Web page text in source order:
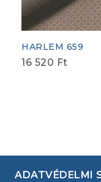
HARLEM 659
16 520 Ft
ADATVÉDELMI